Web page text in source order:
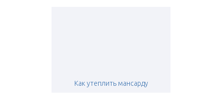
Как утеплить мансарду